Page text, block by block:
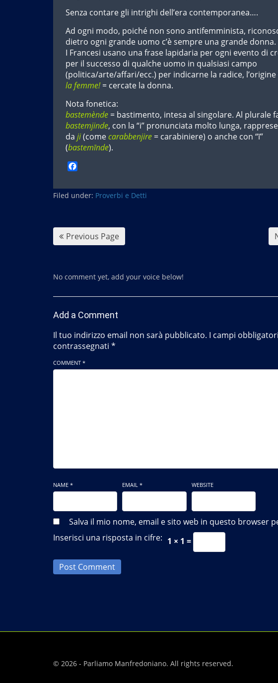
Senza contare gli intrighi dell’era contemporanea….
Ad ogni modo, poiché non sono antifemminista,
dietro ogni grande uomo c’è sempre una grande donna.
I Francesi usano una frase lapidaria per ogni evento di
per il successo di qualche uomo in qualsiasi campo
(politica/arte/affari/ecc.) per indicarne la radice, l’origine
la femme!= cercate la donna.
Nota fonetica:
bastemènde = bastimento, intesa al singolare. Al plurale
bastemjinde, con la “i” pronunciata molto lunga,
da ji(comecarabbenjire = carabiniere) o anche con “ī”
(bastemīnde).
c
e
o
k
Filed under: Proverbi e Detti
Previous Page
No comment yet, add your voice below!
Add a Comment
Il tuo indirizzo email non sarà pubblicato. I campi
contrassegnati *
COMMENT *
NAME * EMAIL * WEBSITE
Salva il mio nome, email e sito web in questo browser
Inserisci una risposta in cifre: 1 × 1 =
Post Comment
© 2026 - Parliamo Manfredoniano. All rights reserved.